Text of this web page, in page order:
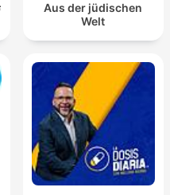
Aus der jüdischen
Welt